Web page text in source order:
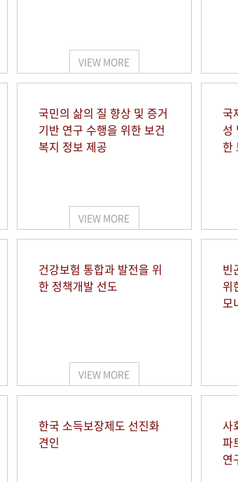
VIEW MORE
국민의 삶의 질 향상 및 증거
기반 연구 수행을 위한 보건
복지 정보 제공
VIEW MORE
국
성
한
건강보험 통합과 발전을 위
한 정책개발 선도
VIEW MORE
빈
위
모
한국 소득보장제도 선진화
견인
사
파
연